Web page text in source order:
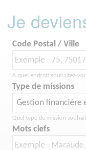
Je
Code Postal / Ville
A quel endroit souhaitez-
Type de missions
Quel type de mission
Mots clefs